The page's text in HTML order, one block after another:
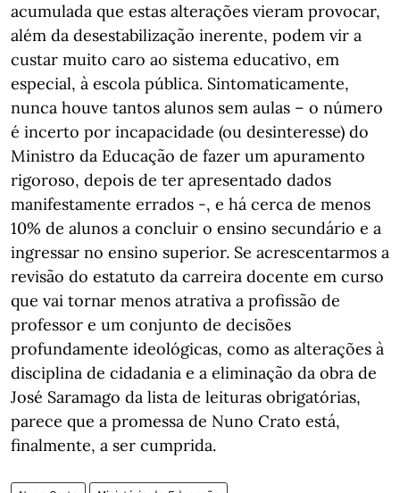
acumulada que estas alterações vieram provocar,
além da desestabilização inerente, podem vir a
custar muito caro ao sistema educativo, em
especial, à escola pública. Sintomaticamente,
nunca houve tantos alunos sem aulas – o número
é incerto por incapacidade (ou desinteresse) do
Ministro da Educação de fazer um apuramento
rigoroso, depois de ter apresentado dados
manifestamente errados -, e há cerca de menos
10% de alunos a concluir o ensino secundário e a
ingressar no ensino superior. Se acrescentarmos a
revisão do estatuto da carreira docente em curso
que vai tornar menos atrativa a profissão de
professor e um conjunto de decisões
profundamente ideológicas, como as alterações à
disciplina de cidadania e a eliminação da obra de
José Saramago da lista de leituras obrigatórias,
parece que a promessa de Nuno Crato está,
finalmente, a ser cumprida.